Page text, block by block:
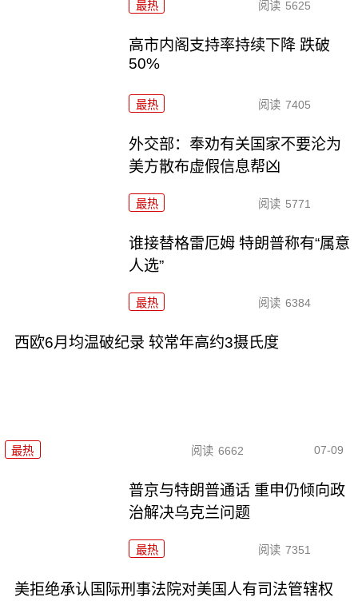
最热 阅读 5625
高市内阁支持率持续下降 跌破
50%
最热 阅读 7405
外交部：奉劝有关国家不要沦为
美方散布虚假信息帮凶
最热 阅读 5771
谁接替格雷厄姆 特朗普称有“属意
人选”
最热 阅读 6384
西欧6月均温破纪录 较常年高约3摄氏度
最热 阅读 6662 07-09
普京与特朗普通话 重申仍倾向政
治解决乌克兰问题
最热 阅读 7351
美拒绝承认国际刑事法院对美国人有司法管辖权